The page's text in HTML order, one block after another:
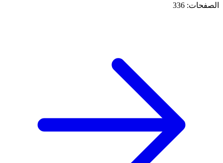
الصفحات: 336